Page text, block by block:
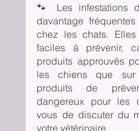
🐾 Les infestations
davantage
chez les chats.
faciles à prévenir,
produits approuvés
les chiens que sur
produits de
dangereux pour les
vous de discuter du
votre vétérinaire.